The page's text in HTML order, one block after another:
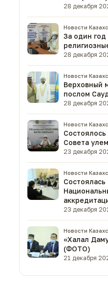
28 декабря
Новости
За один
28 декабря
Новости
Верховный
послом
28 декабря
Новости
Состоялось
Совета
23 декабря
Новости
Состоялась
23 декабря
Новости
«Халал
(ФОТО)
21 декабря